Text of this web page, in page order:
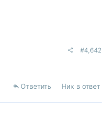
#4,642
Ответить Ник в ответ